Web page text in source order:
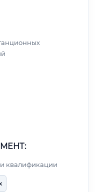
квалификации